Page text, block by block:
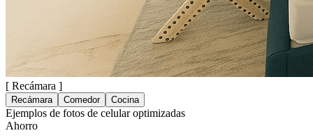
[ Recámara ]
Recámara Comedor Cocina
Ejemplos de fotos de celular optimizadas
Ahorro